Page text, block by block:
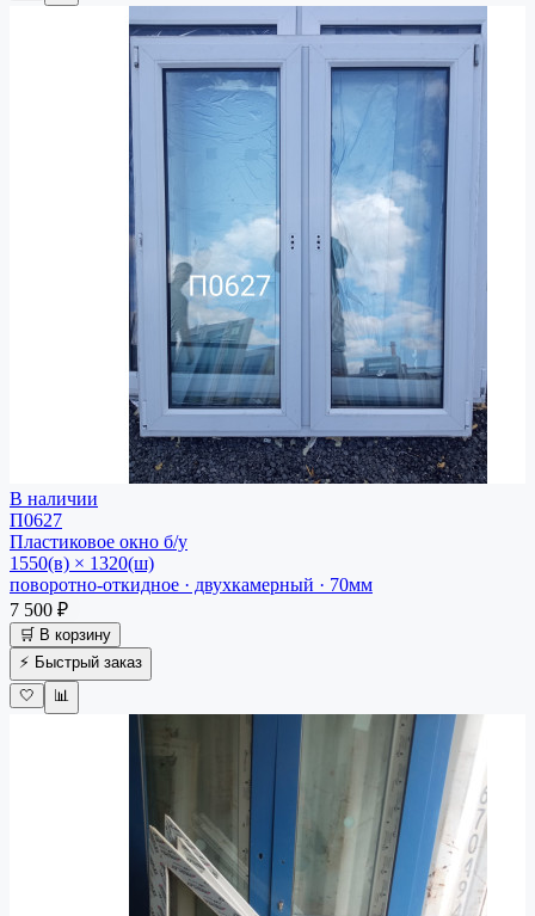
В наличии
П0627
Пластиковое окно б/у
1550(в) × 1320(ш)
поворотно-откидное · двухкамерный · 70мм
7 500 ₽
🛒 В корзину
⚡ Быстрый заказ
🤍
📊